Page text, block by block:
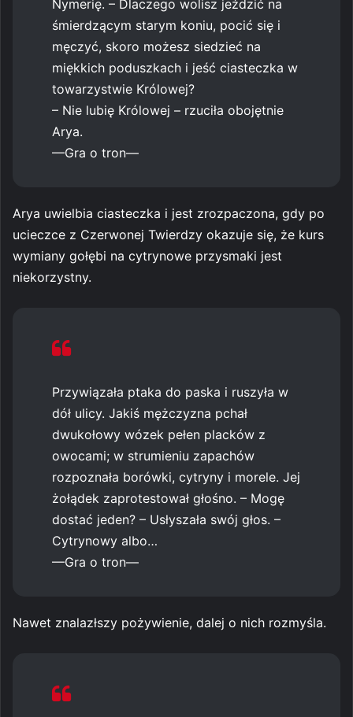
Nymerię. – Dlaczego wolisz jeździć na
śmierdzącym starym koniu, pocić się i
męczyć, skoro możesz siedzieć na
miękkich poduszkach i jeść ciasteczka w
towarzystwie Królowej?
– Nie lubię Królowej – rzuciła obojętnie
Arya.
—Gra o tron—
Arya uwielbia ciasteczka i jest zrozpaczona, gdy po
ucieczce z Czerwonej Twierdzy okazuje się, że kurs
wymiany gołębi na cytrynowe przysmaki jest
niekorzystny.
Przywiązała ptaka do paska i ruszyła w
dół ulicy. Jakiś mężczyzna pchał
dwukołowy wózek pełen placków z
owocami; w strumieniu zapachów
rozpoznała borówki, cytryny i morele. Jej
żołądek zaprotestował głośno. – Mogę
dostać jeden? – Usłyszała swój głos. –
Cytrynowy albo…
—Gra o tron—
Nawet znalazłszy pożywienie, dalej o nich rozmyśla.